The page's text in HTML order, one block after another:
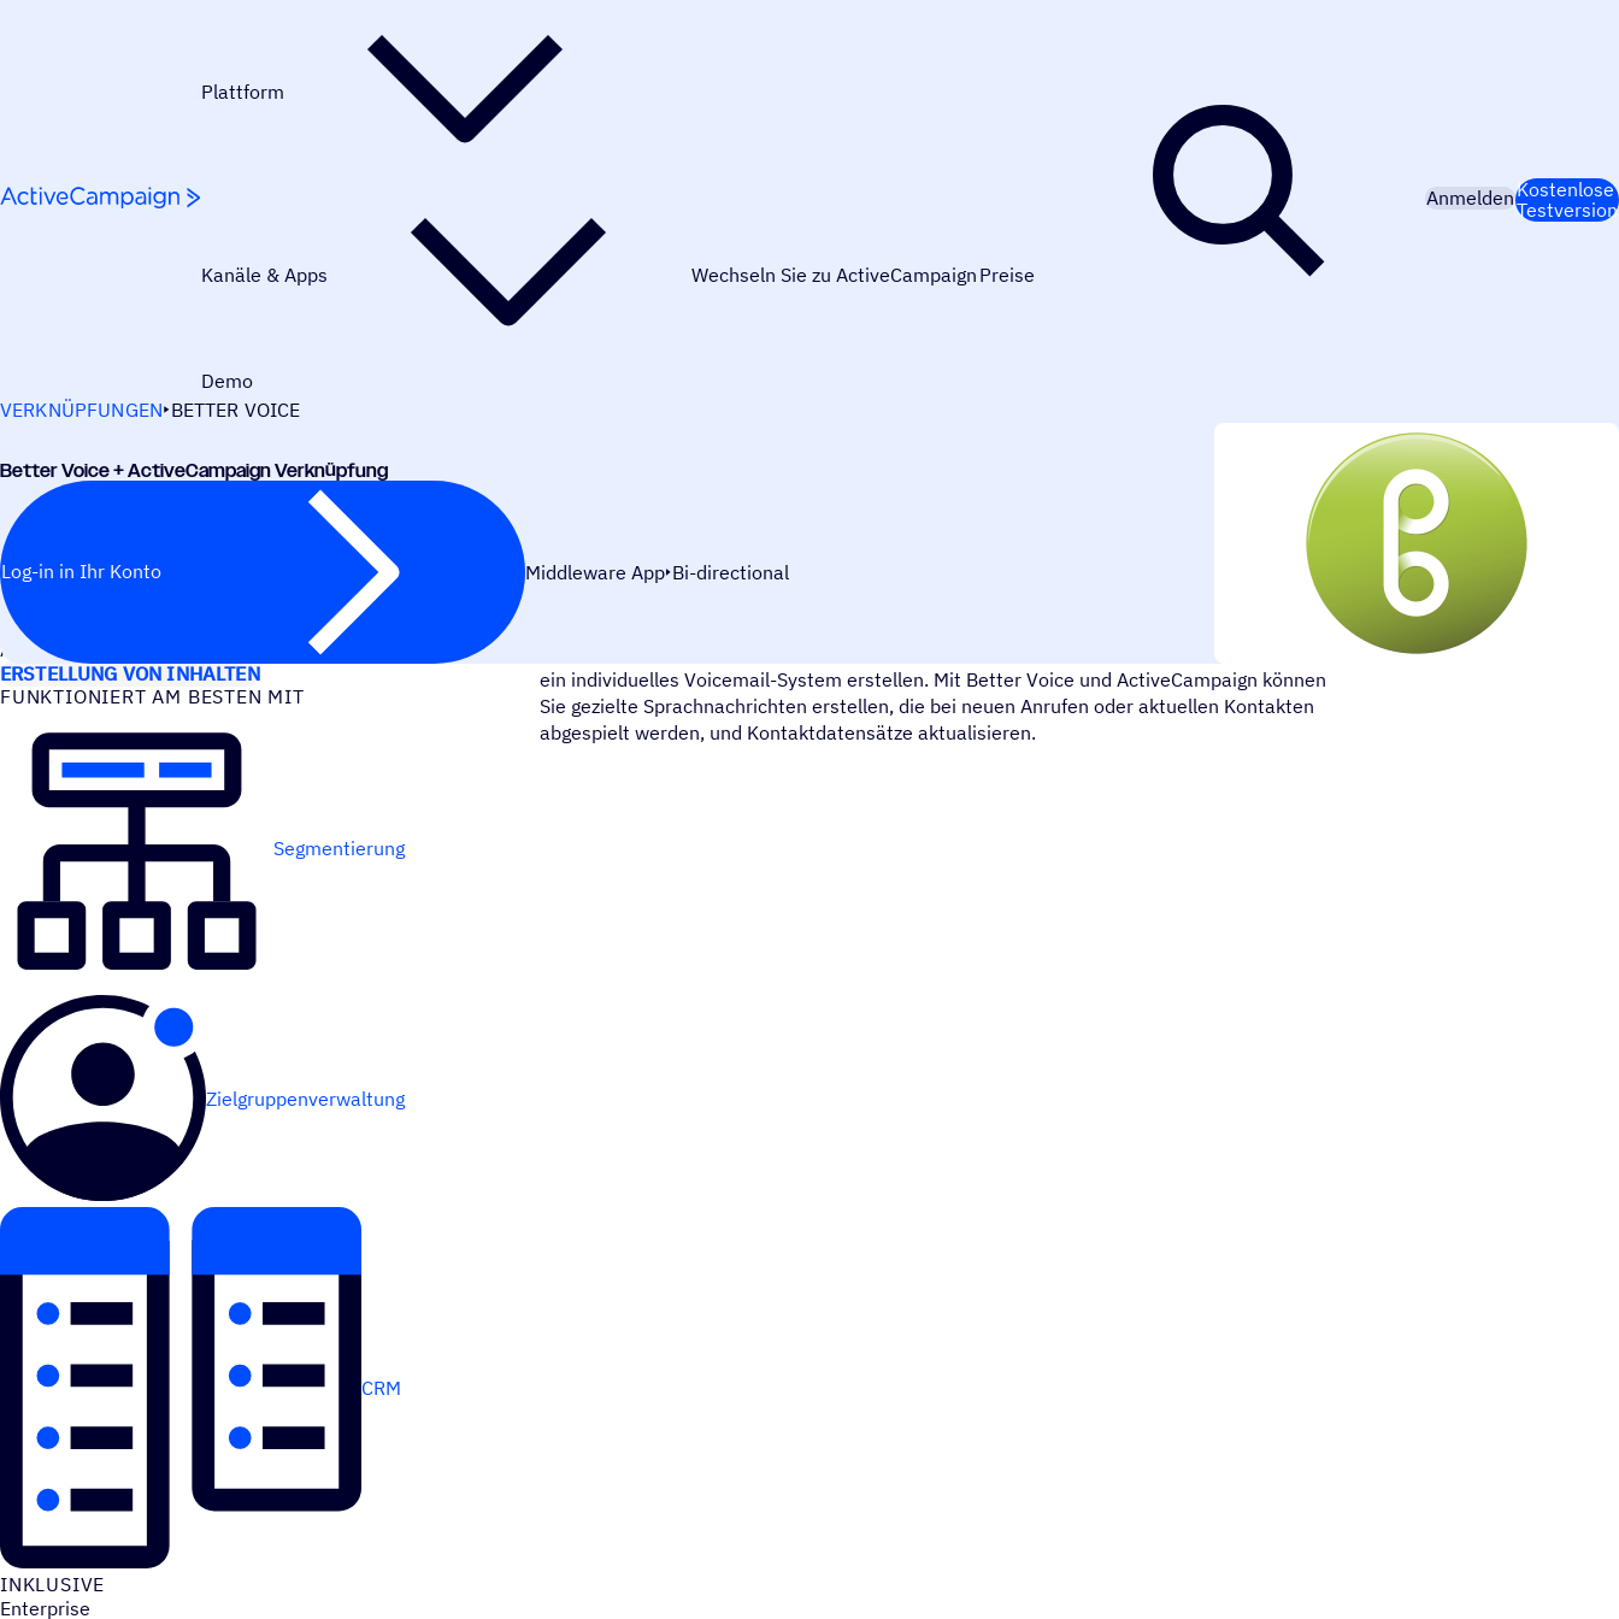
Plattform
Kanäle & Apps Wechseln Sie zu ActiveCampaign Preise
Demo
AnmeldenKostenlose
Testversion
VERKNÜPFUNGEN BETTER VOICE
Better Voice + ActiveCampaign Verknüpfung
Log-in in Ihr Konto Middleware App Bi-directional
ANWEN­DUNGS­FÄLLE
ERSTELLUNG VON INHALTEN
FUNK­TIO­NIERT AM BESTEN MIT
Segmentierung
Zielgruppenverwaltung
CRM
INKLU­SIVE
Enterprise
ein individuelles Voicemail-System erstellen. Mit Better Voice und ActiveCampaign können
Sie gezielte Sprachnachrichten erstellen, die bei neuen Anrufen oder aktuellen Kontakten
abgespielt werden, und Kontaktdatensätze aktualisieren.